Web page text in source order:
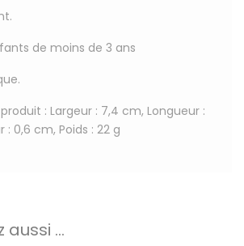
de moins de 3 ans
: Largeur : 7,4 cm, Longueur :
: 0,6 cm, Poids : 22 g
...